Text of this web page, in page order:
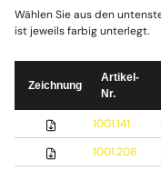
Wählen Sie aus den
ist jeweils farbig unterlegt.
Zeichnung
Artikel-
Nr.
1001.141
1001.208